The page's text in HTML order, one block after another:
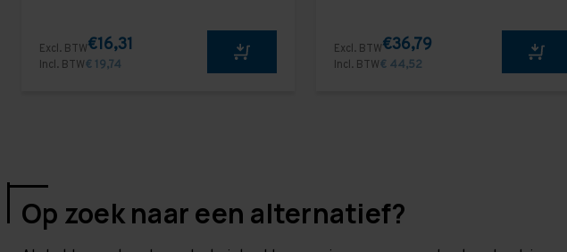
Excl. BTW€16,31
Incl. BTW€ 19,74
Excl. BTW€36,79
Incl. BTW€ 44,52
Op zoek naar een alternatief?